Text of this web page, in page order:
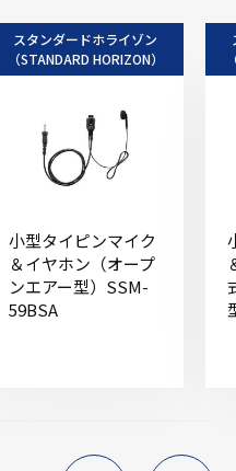
スタンダードホライゾン
（STANDARD HORIZON）
小型タイピンマイク
＆イヤホン（オープ
ンエアー型）SSM-
59BSA